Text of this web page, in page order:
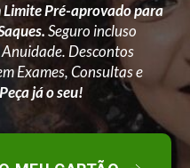
Limite Pré-aprovado para
Seguro incluso
Descontos
Exames, Consultas e
Peça já o seu!